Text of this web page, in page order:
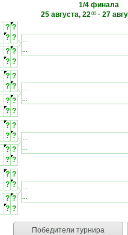
1/4 финала
25 августа, 2200- 27
? ?
? ?
? ?
? ?
...
...
? ?
? ?
? ?
? ?
...
...
? ?
? ?
? ?
? ?
...
...
? ?
? ?
? ?
? ?
...
...
Победители турнира